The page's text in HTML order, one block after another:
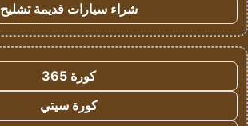
شراء سيارات قديمة تشليح
كورة 365
كورة سيتي